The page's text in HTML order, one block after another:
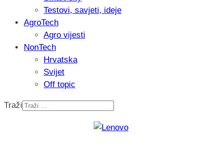
Recenzija: Einhell Professional CP-
Testovi, savjeti, ideje
AgroTech
Agro vijesti
NonTech
Hrvatska
Svijet
Off topic
Traži